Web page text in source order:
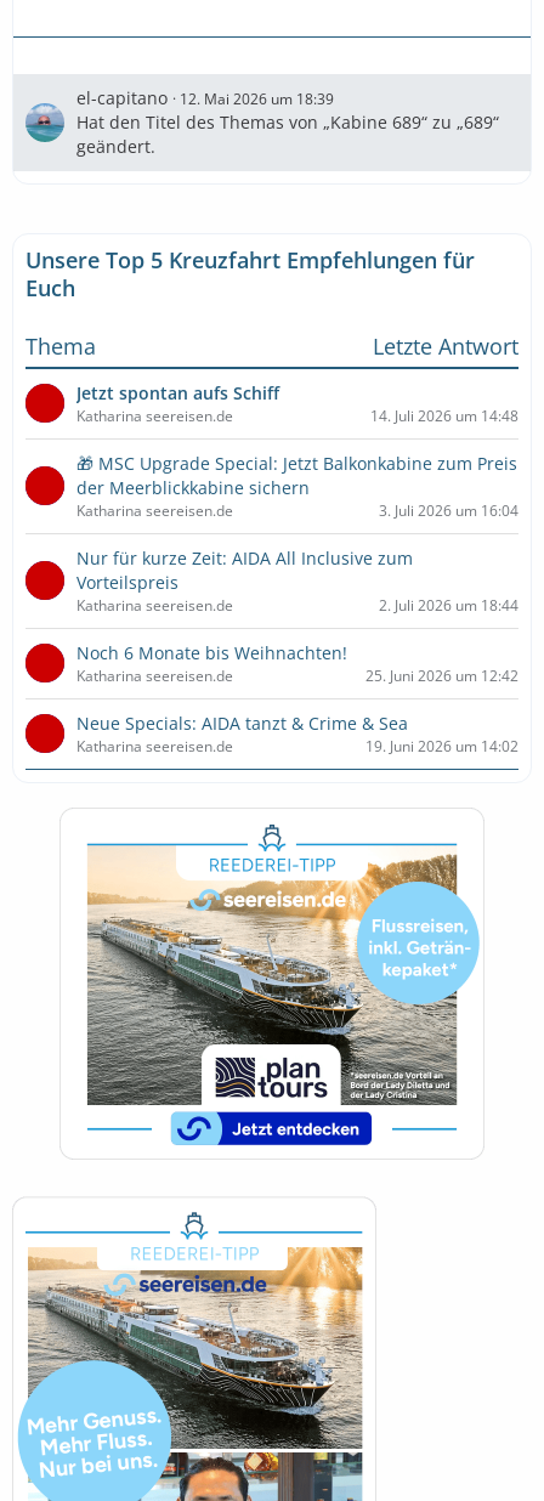
el-capitano 12. Mai 2026 um 18:39
Hat den Titel des Themas von „Kabine 689“ zu „689“
geändert.
Unsere Top 5 Kreuzfahrt Empfehlungen für
Euch
Thema
Letzte Antwort
Jetzt spontan aufs Schiff
Katharina seereisen.de 14. Juli 2026 um 14:48
🎁 MSC Upgrade Special: Jetzt Balkonkabine zum Preis
der Meerblickkabine sichern
Katharina seereisen.de 3. Juli 2026 um 16:04
Nur für kurze Zeit: AIDA All Inclusive zum
Vorteilspreis
Katharina seereisen.de 2. Juli 2026 um 18:44
Noch 6 Monate bis Weihnachten!
Katharina seereisen.de 25. Juni 2026 um 12:42
Neue Specials: AIDA tanzt & Crime & Sea
Katharina seereisen.de 19. Juni 2026 um 14:02